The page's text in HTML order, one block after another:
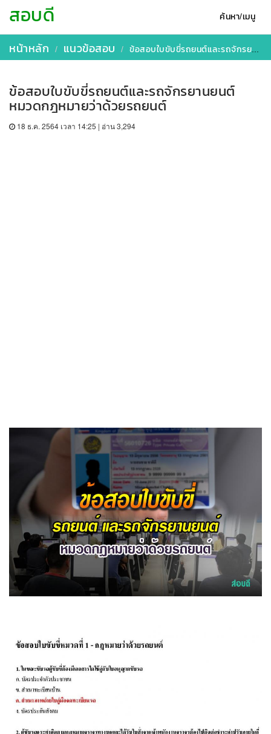
ค้นหา/เมนู
สอบดี
หน้าหลัก แนวข้อสอบ ข้อสอบใบขับขี่รถยนต์และรถจักรยานยนต์ หมวดกฎหมายว่าด้วยรถยนต์
ข้อสอบใบขับขี่รถยนต์และรถจักรยานยนต์
หมวดกฎหมายว่าด้วยรถยนต์
18 ธ.ค. 2564 เวลา 14:25 | อ่าน 3,294